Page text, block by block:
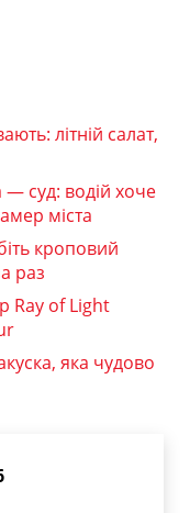
літній салат,
— суд: водій хоче
міста
кроповий
раз
Ray of Light
яка чудово